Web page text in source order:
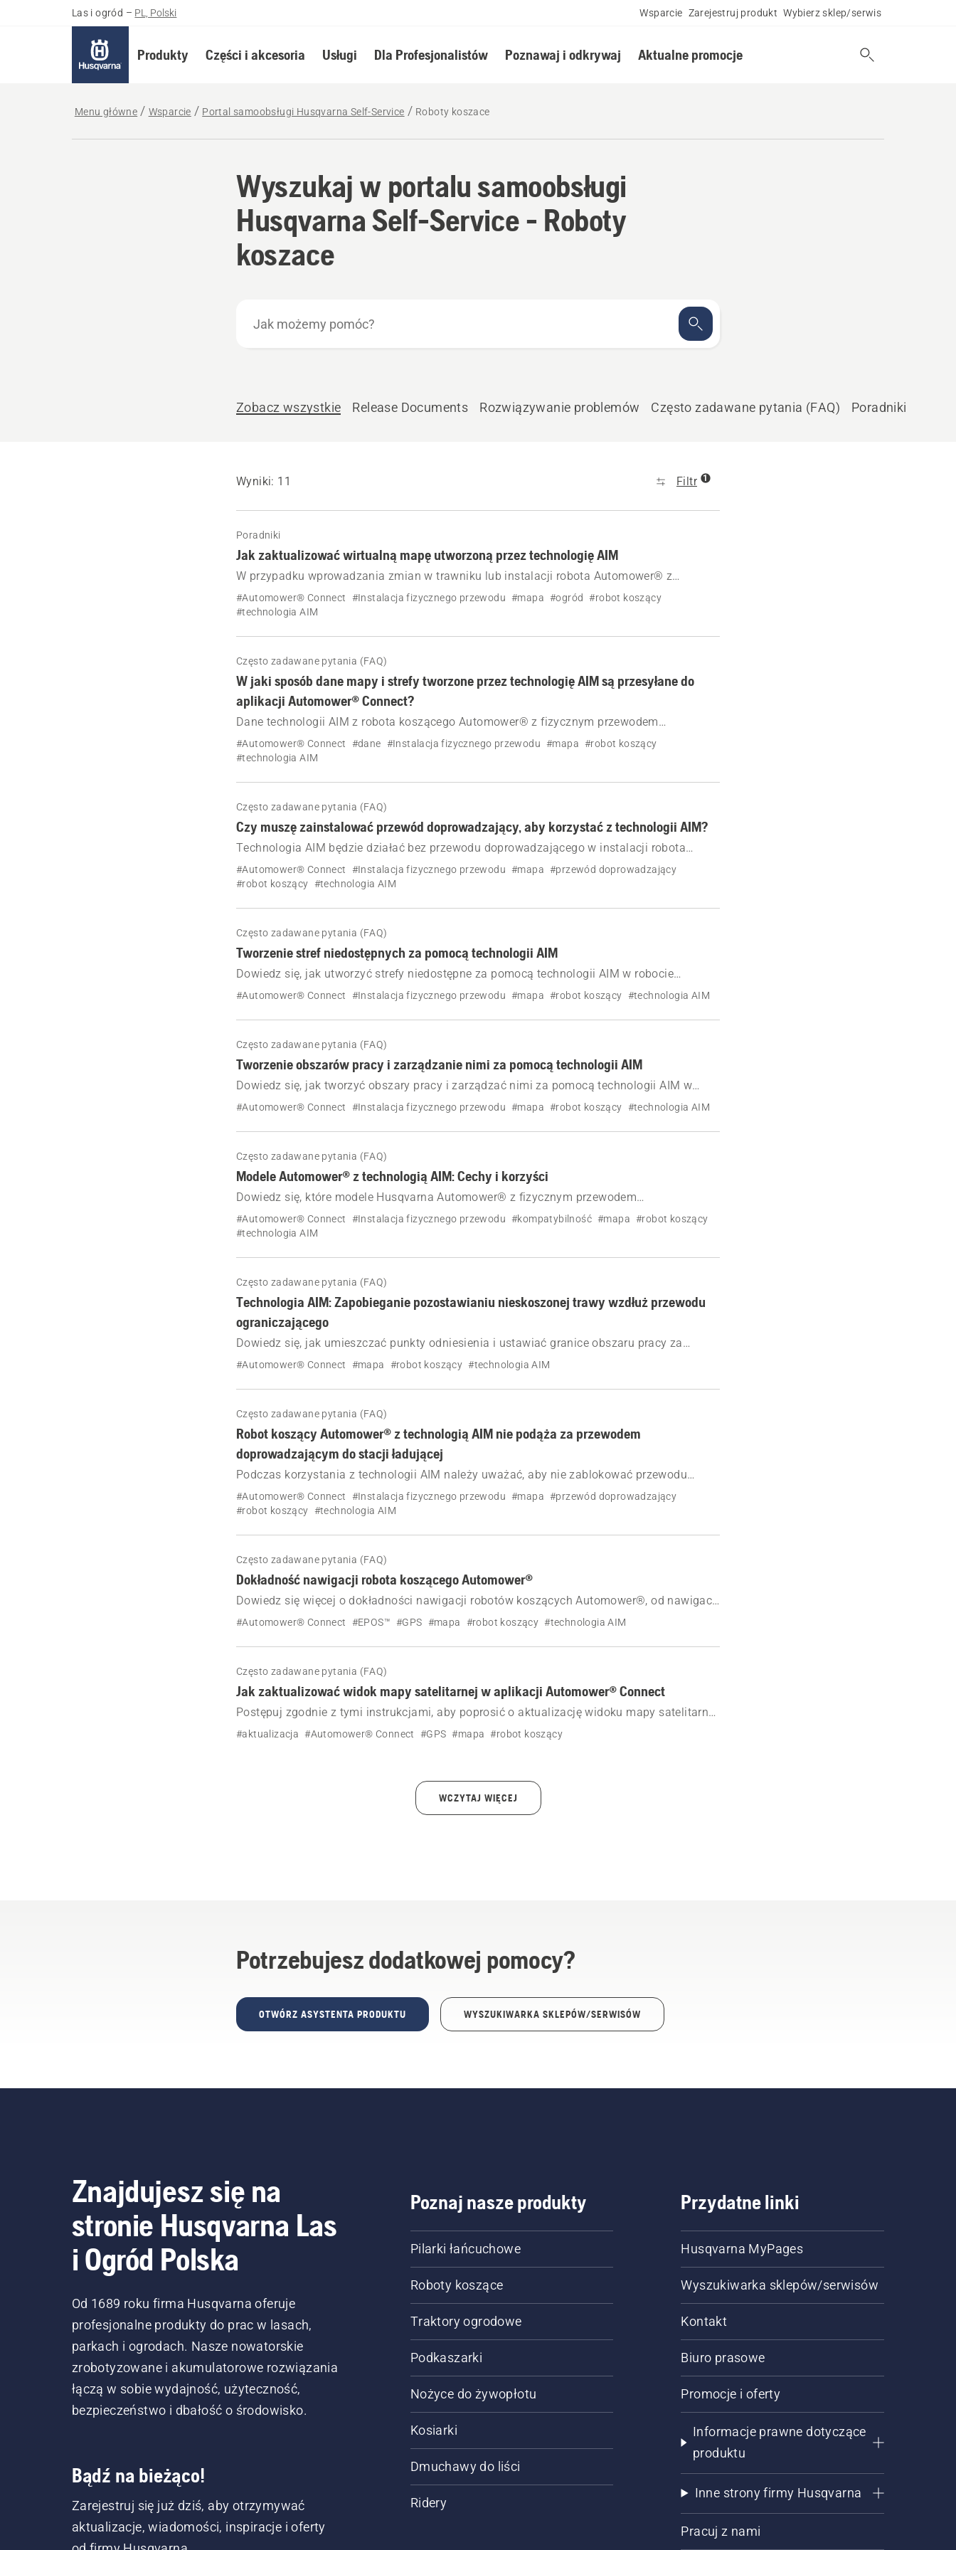
Las i ogród – PL, Polski Wsparcie Zarejestruj produkt Wybierz sklep/serwis
Produkty Części i akcesoria Usługi Dla Profesjonalistów Poznawaj i odkrywaj Aktualne promocje
Menu główne Wsparcie Portal samoobsługi Husqvarna Self-Service Roboty koszace
Wyszukaj w portalu samoobsługi
Husqvarna Self-Service - Roboty
koszace
możemy
Zobacz wszystkie Release Documents Rozwiązywanie problemów Często zadawane pytania (FAQ) Poradniki
Wyniki: 11 Filtr 1
Poradniki
Jak zaktualizować wirtualną mapę utworzoną przez technologię AIM
W przypadku wprowadzania zmian w trawniku lub instalacji robota Automower® z
fizycznym przewodem ograniczającym i technologią AIM, można utworzyć nową mapę
wirtualną. Dowiedz się, jak to zrobić.
#Automower® Connect #Instalacja fizycznego przewodu #mapa #ogród #robot koszący
#technologia AIM
Często zadawane pytania (FAQ)
W jaki sposób dane mapy i strefy tworzone przez technologię AIM są przesyłane do
aplikacji Automower® Connect?
Dane technologii AIM z robota koszącego Automower® z fizycznym przewodem
ograniczającym są wysyłane do Automower® Connect za pomocą Wi-Fi lub łączności
komórkowej.
#Automower® Connect #dane #Instalacja fizycznego przewodu #mapa #robot koszący
#technologia AIM
Często zadawane pytania (FAQ)
Czy muszę zainstalować przewód doprowadzający, aby korzystać z technologii AIM?
Technologia AIM będzie działać bez przewodu doprowadzającego w instalacji robota
koszącego Automower® z fizycznym przewodem ograniczającym, ale nie będzie tak
wydajna.
#Automower® Connect #Instalacja fizycznego przewodu #mapa #przewód doprowadzający
#robot koszący #technologia AIM
Często zadawane pytania (FAQ)
Tworzenie stref niedostępnych za pomocą technologii AIM
Dowiedz się, jak utworzyć strefy niedostępne za pomocą technologii AIM w robocie
koszącym Automower® z fizycznym przewodem ograniczającym. Postępuj zgodnie z
#Automower® Connect #Instalacja fizycznego przewodu #mapa #robot koszący #technologia AIM
Często zadawane pytania (FAQ)
Tworzenie obszarów pracy i zarządzanie nimi za pomocą technologii AIM
Dowiedz się, jak tworzyć obszary pracy i zarządzać nimi za pomocą technologii AIM w
robocie koszącym Automower® z fizycznym przewodem ograniczającym.
#Automower® Connect #Instalacja fizycznego przewodu #mapa #robot koszący #technologia AIM
Często zadawane pytania (FAQ)
Modele Automower® z technologią AIM: Cechy i korzyści
Dowiedz się, które modele Husqvarna Automower® z fizycznym przewodem
ograniczającym obsługują technologią AIM. Poznaj funkcje, takie jak wirtualne mapowanie,
kontrola obszarów Zone control i prowadzenie dostępne w różnych modelach.
#Automower® Connect #Instalacja fizycznego przewodu #kompatybilność #mapa #robot koszący
#technologia AIM
Często zadawane pytania (FAQ)
Technologia AIM: Zapobieganie pozostawianiu nieskoszonej trawy wzdłuż przewodu
ograniczającego
Dowiedz się, jak umieszczać punkty odniesienia i ustawiać granice obszaru pracy za
pomocą technologii AIM w instalacji z przewodem ograniczającym, aby zapewnić
#Automower® Connect #mapa #robot koszący #technologia AIM
Często zadawane pytania (FAQ)
Robot koszący Automower® z technologią AIM nie podąża za przewodem
doprowadzającym do stacji ładującej
Podczas korzystania z technologii AIM należy uważać, aby nie zablokować przewodu
doprowadzającego utworzoną strefą niedostępną.
#Automower® Connect #Instalacja fizycznego przewodu #mapa #przewód doprowadzający
#robot koszący #technologia AIM
Często zadawane pytania (FAQ)
Dokładność nawigacji robota koszącego Automower®
Dowiedz się więcej o dokładności nawigacji robotów koszących Automower®, od nawigacji
GPS i technologii AIM po technologię EPOS™.
#Automower® Connect #EPOS™ #GPS #mapa #robot koszący #technologia AIM
Często zadawane pytania (FAQ)
Jak zaktualizować widok mapy satelitarnej w aplikacji Automower® Connect
Postępuj zgodnie z tymi instrukcjami, aby poprosić o aktualizację widoku mapy satelitarnej
w Automower® Connect, jeśli mapa jest stara lub nieprawidłowa.
#aktualizacja #Automower® Connect #GPS #mapa #robot koszący
WCZYTAJ WIĘCEJ
Potrzebujesz dodatkowej pomocy?
OTWÓRZ ASYSTENTA PRODUKTU WYSZUKIWARKA SKLEPÓW/SERWISÓW
Znajdujesz się na
stronie Husqvarna Las
i Ogród Polska
Od 1689 roku firma Husqvarna oferuje
profesjonalne produkty do prac w lasach,
parkach i ogrodach. Nasze nowatorskie
zrobotyzowane i akumulatorowe rozwiązania
łączą w sobie wydajność, użyteczność,
bezpieczeństwo i dbałość o środowisko.
Bądź na bieżąco!
Zarejestruj się już dziś, aby otrzymywać
aktualizacje, wiadomości, inspiracje i oferty
Poznaj nasze produkty
Pilarki łańcuchowe
Roboty koszące
Traktory ogrodowe
Podkaszarki
Nożyce do żywopłotu
Kosiarki
Dmuchawy do liści
Ridery
Przydatne linki
Husqvarna MyPages
Wyszukiwarka sklepów/serwisów
Kontakt
Biuro prasowe
Promocje i oferty
Informacje prawne dotyczące
produktu
Inne strony firmy Husqvarna
Pracuj z nami